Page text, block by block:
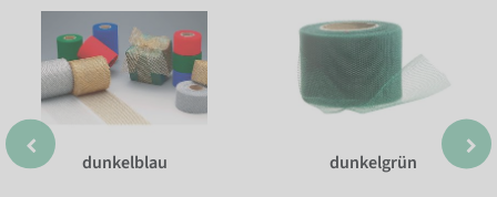
dunkelblau dunkelgrün